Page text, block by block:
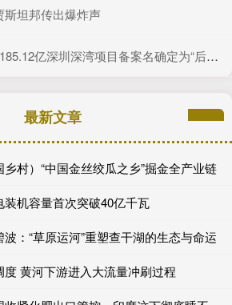
坦邦传出爆炸声
亿深圳深湾项目备案名确定为“后海沄玺花园”
最新文章
村）“中国金丝绞瓜之乡”掘金全产业链
机容量首次突破40亿千瓦
：“草原运河”重塑查干湖的生态与命运
黄河下游进入大流量冲刷过程